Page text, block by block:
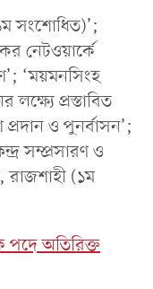
সংশোধিত)’;
নেটওয়ার্কে
‘ময়মনসিংহ
প্রস্তাবিত
প্রদান ও পুনর্বাসন’;
সম্প্রসারণ ও
রাজশাহী (১ম
পদে অতিরিক্ত